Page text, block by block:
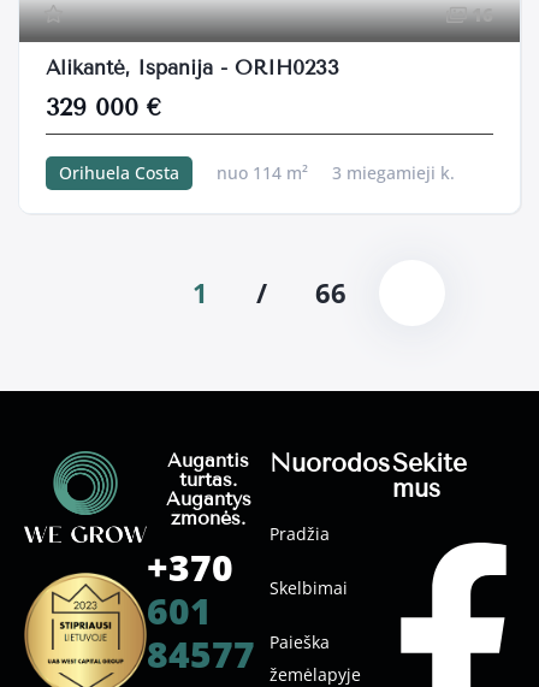
16
Alikantė, Ispanija - ORIH0233
329 000 €
Orihuela Costa nuo 114 m² 3 miegamieji k.
1 / 66
Nuorodos
Pradžia
Skelbimai
Paieška
žemėlapyje
Sekite
mus
Augantis
turtas.
Augantys
žmonės.
+370
601
84577